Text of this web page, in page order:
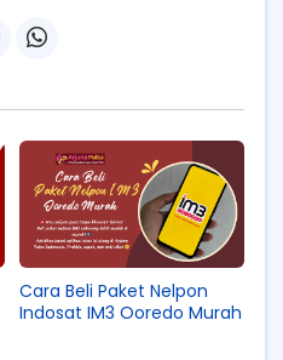
Cara Beli Paket Nelpon
Indosat IM3 Ooredo Murah